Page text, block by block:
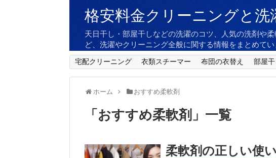
格安料金クリーニングと洗
天日干し・部屋干しなどの洗濯のコツ、人気の洗剤や
ど、洗濯やクリーニング全般に関する情報をまとめてい
宅配クリーニング 衣類スチーマー 布団の衣替え 部屋
ホーム おすすめ柔軟剤
「 おすすめ柔軟剤 」 一覧
柔軟剤の正しい使